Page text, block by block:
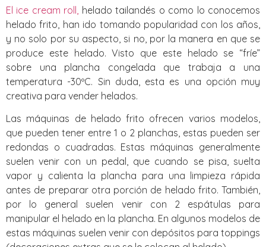
El ice cream roll, helado tailandés o como lo conocemos
helado frito, han ido tomando popularidad con los años,
y no solo por su aspecto, si no, por la manera en que se
produce este helado. Visto que este helado se “fríe”
sobre una plancha congelada que trabaja a una
temperatura -30ºC. Sin duda, esta es una opción muy
creativa para vender helados.
Las máquinas de helado frito ofrecen varios modelos,
que pueden tener entre 1 o 2 planchas, estas pueden ser
redondas o cuadradas. Estas máquinas generalmente
suelen venir con un pedal, que cuando se pisa, suelta
vapor y calienta la plancha para una limpieza rápida
antes de preparar otra porción de helado frito. También,
por lo general suelen venir con 2 espátulas para
manipular el helado en la plancha. En algunos modelos de
estas máquinas suelen venir con depósitos para toppings